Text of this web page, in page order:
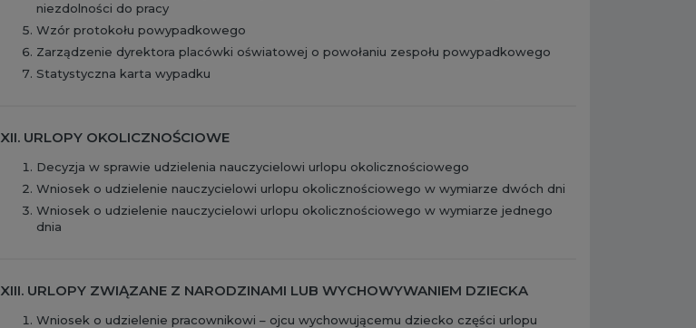
niezdolności do pracy
Wzór protokołu powypadkowego
Zarządzenie dyrektora placówki oświatowej o powołaniu zespołu powypadkowego
Statystyczna karta wypadku
XII. URLOPY OKOLICZNOŚCIOWE
Decyzja w sprawie udzielenia nauczycielowi urlopu okolicznościowego
Wniosek o udzielenie nauczycielowi urlopu okolicznościowego w wymiarze dwóch dni
Wniosek o udzielenie nauczycielowi urlopu okolicznościowego w wymiarze jednego
dnia
XIII. URLOPY ZWIĄZANE Z NARODZINAMI LUB WYCHOWYWANIEM DZIECKA
Wniosek o udzielenie pracownikowi – ojcu wychowującemu dziecko części urlopu